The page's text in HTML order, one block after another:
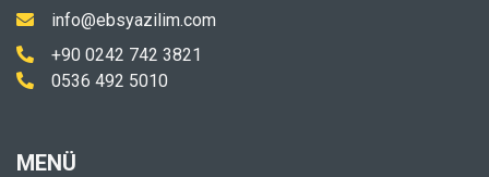
info@ebsyazilim.com
+90 0242 742 3821
0536 492 5010
MENÜ